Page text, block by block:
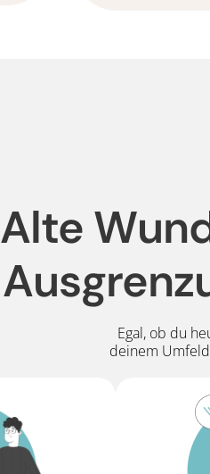
Alte
Egal, ob du
deinem